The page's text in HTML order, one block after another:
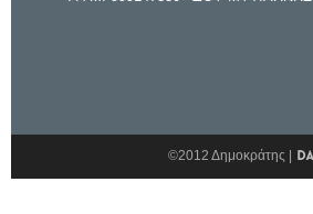
©2012 Δημοκράτης |